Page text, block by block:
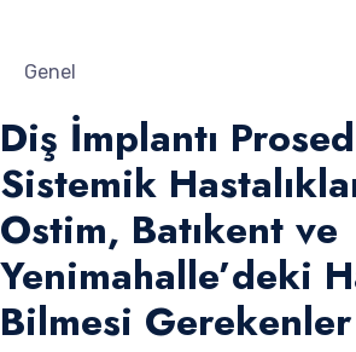
Genel
Diş İmplantı
Sistemik
Ostim, Batıkent ve
Yenimahalle’deki
Bilmesi Gerekenler